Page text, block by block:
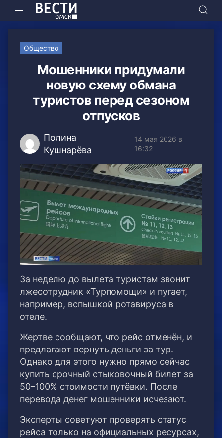
Общество
Мошенники придумали
новую схему обмана
туристов перед сезоном
отпусков
Полина
Кушнарёва
14 мая 2026 в
16:32
За неделю до вылета туристам звонит
лжесотрудник «Турпомощи» и пугает,
например, вспышкой ротавируса в
отеле.
Жертве сообщают, что рейс отменён, и
предлагают вернуть деньги за тур.
Однако для этого нужно прямо сейчас
купить срочный стыковочный билет за
50–100% стоимости путёвки. После
перевода денег мошенники исчезают.
Эксперты советуют проверять статус
рейса только на официальных ресурсах,